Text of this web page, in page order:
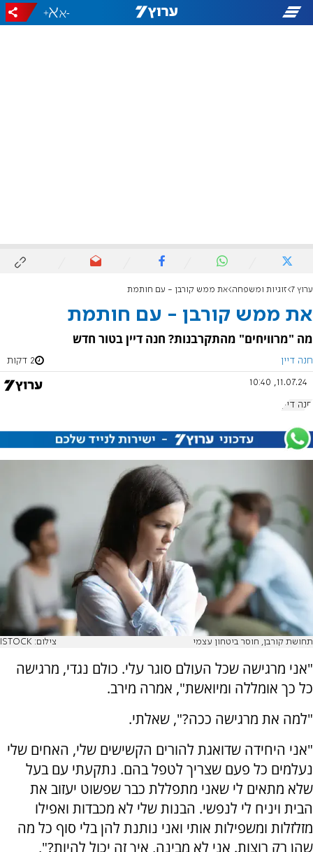
-
+
ערוץ 7 זוגיות ומשפחה את ממש קורבן - עם חותמת
את ממש קורבן - עם חותמת
מה "מרוויחים" מהתקרבנות? חנה דיין בטור חדש
חנה דיין 2 דקות
11.07.24, 10:40
חנה דיין
תחושת קורבן, חוסר ביטחון עצמי צילום: ISTOCK
"אני מרגישה שכל העולם סוגר עלי. כולם נגדי, מרגישה
כל כך אומללה ומיואשת", אמרה מירב.
"למה את מרגישה ככה?", שאלתי.
"אני היחידה שדואגת להורים הקשישים שלי, האחים שלי
נעלמים כל פעם שצריך לטפל בהם. נתקעתי עם בעל
שלא מתאים לי שאני מתפללת כבר שפשוט יעזוב את
הבית ויניח לי לנפשי. הבנות שלי לא מכבדות ואפילו
מזלזלות ומשפילות אותי ואני נותנת להן בלי סוף כל מה
שהן רק רוצות. אני לא מבינה, איך זה יכול להיות?",